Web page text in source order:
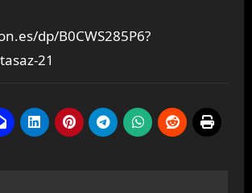
dp/B0CWS285P6?
21